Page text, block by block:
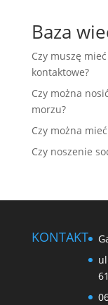
Baza
Czy muszę
kontaktowe?
Czy można
morzu?
Czy można
Czy noszenie
KONTAKT